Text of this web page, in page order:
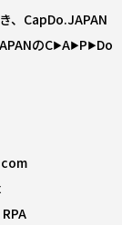
、CapDo.JAPAN
のC▶︎A▶︎P▶︎Do